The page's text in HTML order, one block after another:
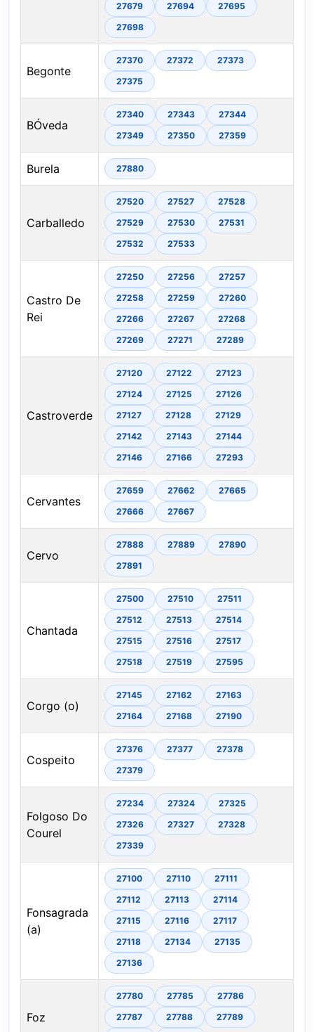
27679 27694
27695
27698
Begonte
27370 27372
27373
27375
BÓveda
27340 27343
27344
27349
27350 27359
Burela 27880
Carballedo
27520 27527
27528
27529
27530
27531
27532
27533
Castro De
Rei
27250 27256
27257
27258
27259
27260
27266
27267
27268
27269
27271 27289
Castroverde
27120 27122
27123
27124
27125
27126
27127
27128
27129
27142
27143
27144
27146
27166 27293
Cervantes
27659 27662
27665
27666
27667
Cervo
27888 27889
27890
27891
Chantada
27500 27510
27511
27512
27513
27514
27515
27516
27517
27518
27519 27595
Corgo (o)
27145 27162
27163
27164
27168 27190
Cospeito
27376 27377
27378
27379
Folgoso Do
Courel
27234 27324
27325
27326
27327
27328
27339
Fonsagrada
(a)
27100 27110
27111
27112
27113
27114
27115
27116
27117
27118
27134
27135
27136
Foz
27780 27785
27786
27787
27788
27789